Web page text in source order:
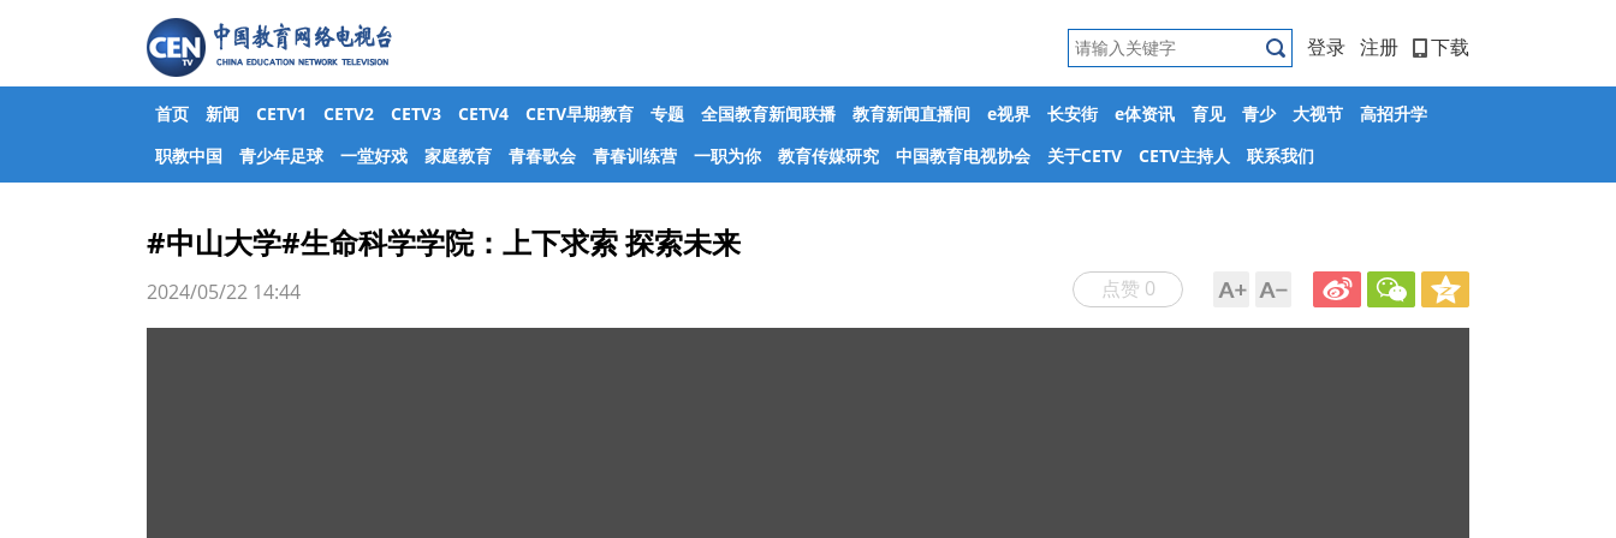
登录 注册 下载
首页 新闻 CETV1 CETV2 CETV3 CETV4 CETV早期教育 专题 全国教育新闻联播 教育新闻直播间 e视界 长安街 e体资讯 育见 青少 大视节
高招升学
职教中国
青少年足球 一堂好戏 家庭教育 青春歌会 青春训练营 一职为你 教育传媒研究 中国教育电视协会 关于CETV CETV主持人 联系我们
#中山大学#生命科学学院：上下求索 探索未来
点赞 0
2024/05/22 14:44